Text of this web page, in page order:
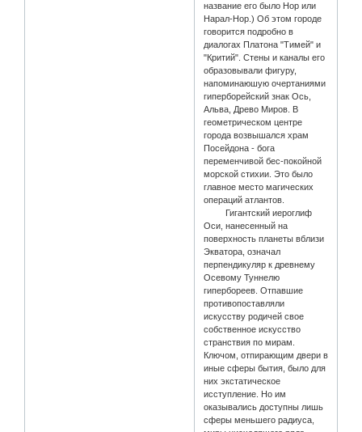
название его было Нор или
Нарал-Нор.) Об этом городе
говорится подробно в
диалогах Платона "Тимей" и
"Критий". Стены и каналы его
образовывали фигуру,
напоминаюшую очертаниями
гиперборейский знак Ось,
Альва, Древо Миров. В
геометрическом центре
города возвышался храм
Посейдона - бога
переменчивой бес-покойной
морской стихии. Это было
главное место магических
операций атлантов.
Гигантский иероглиф
Оси, нанесенный на
поверхность планеты вблизи
Экватора, означал
перпендикуляр к древнему
Осевому Туннелю
гипербореев. Отпавшие
противопоставляли
искусству родичей свое
собственное искусство
странствия по мирам.
Ключом, отпирающим двери в
иные сферы бытия, было для
них экстатическое
исступление. Но им
оказывались доступны лишь
сферы меньшего радиуса,